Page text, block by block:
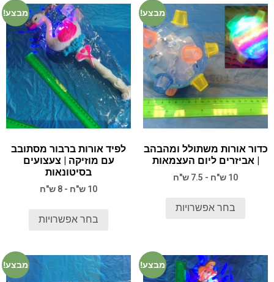
מבצע!
כדור אורות משתולל ומהבהב
| אביזרים ליום העצמאות
10 ש"ח - 7.5 ש"ח
בחר אפשרויות
מבצע!
לפיד אורות ברבור מסתובב
עם מוזיקה | צעצועים
בסיטונאות
10 ש"ח - 8 ש"ח
בחר אפשרויות
מבצע! מבצע!